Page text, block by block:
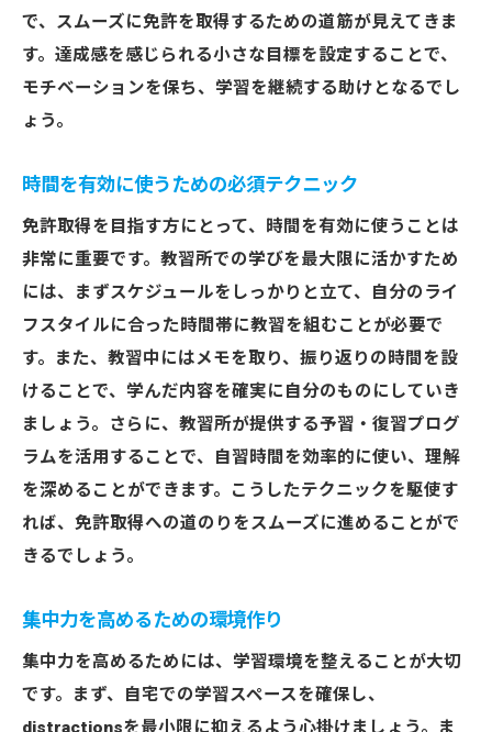
で、スムーズに免許を取得するための道筋が見えてきま
す。達成感を感じられる小さな目標を設定することで、
モチベーションを保ち、学習を継続する助けとなるでし
ょう。
時間を有効に使うための必須テクニック
免許取得を目指す方にとって、時間を有効に使うことは
非常に重要です。教習所での学びを最大限に活かすため
には、まずスケジュールをしっかりと立て、自分のライ
フスタイルに合った時間帯に教習を組むことが必要で
す。また、教習中にはメモを取り、振り返りの時間を設
けることで、学んだ内容を確実に自分のものにしていき
ましょう。さらに、教習所が提供する予習・復習プログ
ラムを活用することで、自習時間を効率的に使い、理解
を深めることができます。こうしたテクニックを駆使す
れば、免許取得への道のりをスムーズに進めることがで
きるでしょう。
集中力を高めるための環境作り
集中力を高めるためには、学習環境を整えることが大切
です。まず、自宅での学習スペースを確保し、
distractionsを最小限に抑えるよう心掛けましょう。ま